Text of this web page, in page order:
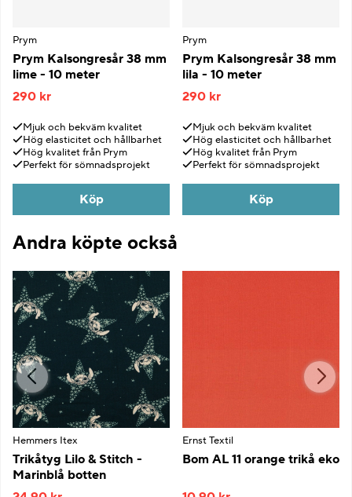
Prym
Prym Kalsongresår 38 mm
lime - 10 meter
290 kr
Mjuk och bekväm kvalitet
Hög elasticitet och hållbarhet
Hög kvalitet från Prym
Perfekt för sömnadsprojekt
Köp
Prym
Prym Kalsongresår 38 mm
lila - 10 meter
290 kr
Mjuk och bekväm kvalitet
Hög elasticitet och hållbarhet
Hög kvalitet från Prym
Perfekt för sömnadsprojekt
Köp
Andra köpte också
Hemmers Itex
Trikåtyg Lilo & Stitch -
Marinblå botten
Ernst Textil
Bom AL 11 orange trikå eko